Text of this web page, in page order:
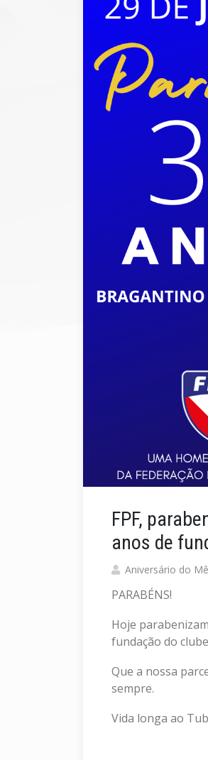
FPF,
anos de
Aniversário do
PARABÉNS!
Hoje
fundação do
Que a nossa
sempre.
Vida longa ao